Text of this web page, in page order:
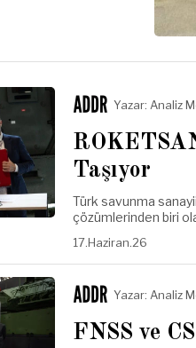
Yazar: Analiz
Taşıyor
Türk savunma
çözümlerinden biri
17.Haziran.26
Yazar: Analiz
FNSS ve